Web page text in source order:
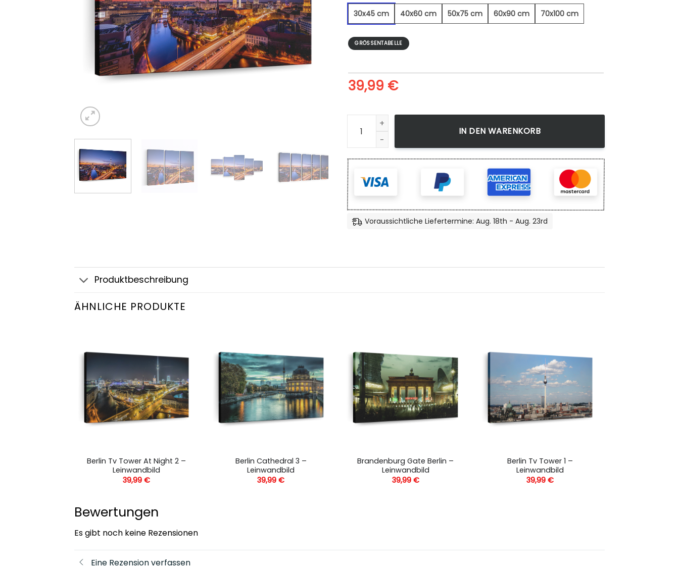
30x45 cm
40x60 cm 50x75 cm 60x90 cm 70x100 cm
GRÖSSENTABELLE
39,99 €
Berlin Tv Tower Night - Leinwandbild Menge
IN DEN WARENKORB
Voraussichtliche Liefertermine: Aug. 18th - Aug. 23rd
Produktbeschreibung
ÄHNLICHE PRODUKTE
Berlin Tv Tower At Night 2 –
Leinwandbild
39,99€
Berlin Cathedral 3 –
Leinwandbild
39,99€
Brandenburg Gate Berlin –
Leinwandbild
39,99 €
Berlin Tv Tower 1 –
Leinwandbild
39,99 €
Bewertungen
Es gibt noch keine Rezensionen
Eine Rezension verfassen